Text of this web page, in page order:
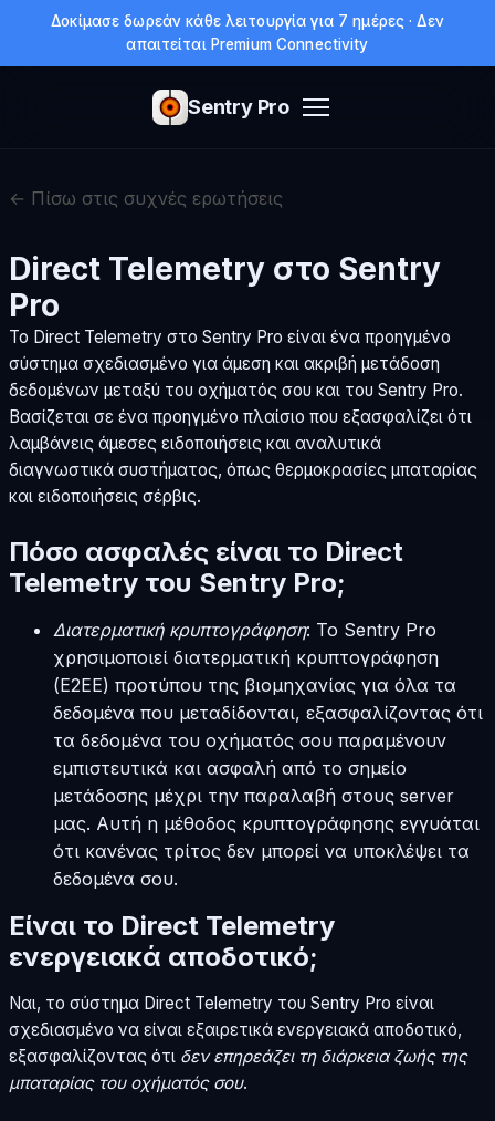
Δοκίμασε δωρεάν κάθε λειτουργία για 7 ημέρες · Δεν
απαιτείται Premium Connectivity
Sentry Pro
← Πίσω στις συχνές ερωτήσεις
Direct Telemetry στο Sentry
Pro
Το Direct Telemetry στο Sentry Pro είναι ένα προηγμένο
σύστημα σχεδιασμένο για άμεση και ακριβή μετάδοση
δεδομένων μεταξύ του οχήματός σου και του Sentry Pro.
Βασίζεται σε ένα προηγμένο πλαίσιο που εξασφαλίζει ότι
λαμβάνεις άμεσες ειδοποιήσεις και αναλυτικά
διαγνωστικά συστήματος, όπως θερμοκρασίες μπαταρίας
και ειδοποιήσεις σέρβις.
Πόσο ασφαλές είναι το Direct
Telemetry του Sentry Pro;
Διατερματική κρυπτογράφηση: Το Sentry Pro
χρησιμοποιεί διατερματική κρυπτογράφηση
(E2EE) προτύπου της βιομηχανίας για όλα τα
δεδομένα που μεταδίδονται, εξασφαλίζοντας ότι
τα δεδομένα του οχήματός σου παραμένουν
εμπιστευτικά και ασφαλή από το σημείο
μετάδοσης μέχρι την παραλαβή στους server
μας. Αυτή η μέθοδος κρυπτογράφησης εγγυάται
ότι κανένας τρίτος δεν μπορεί να υποκλέψει τα
δεδομένα σου.
Είναι το Direct Telemetry
ενεργειακά αποδοτικό;
Ναι, το σύστημα Direct Telemetry του Sentry Pro είναι
σχεδιασμένο να είναι εξαιρετικά ενεργειακά αποδοτικό,
εξασφαλίζοντας ότι δεν επηρεάζει τη διάρκεια ζωής της
μπαταρίας του οχήματός σου.